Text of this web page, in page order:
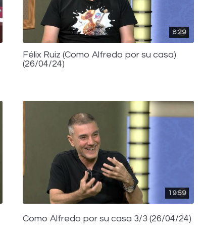
8:29
Félix Ruiz (Como Alfredo por su casa)
(26/04/24)
19:59
Como Alfredo por su casa 3/3 (26/04/24)